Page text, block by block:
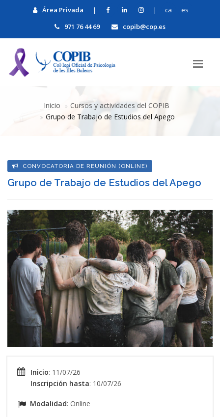
Área Privada | | ca
es
971 76 44 69
copib@cop.es
Inicio
Cursos y actividades del COPIB
Grupo de Trabajo de Estudios del Apego
CONVOCATORIA DE REUNIÓN (ONLINE)
Grupo de Trabajo de Estudios del Apego
Inicio: 11/07/26
Inscripción hasta: 10/07/26
Modalidad: Online